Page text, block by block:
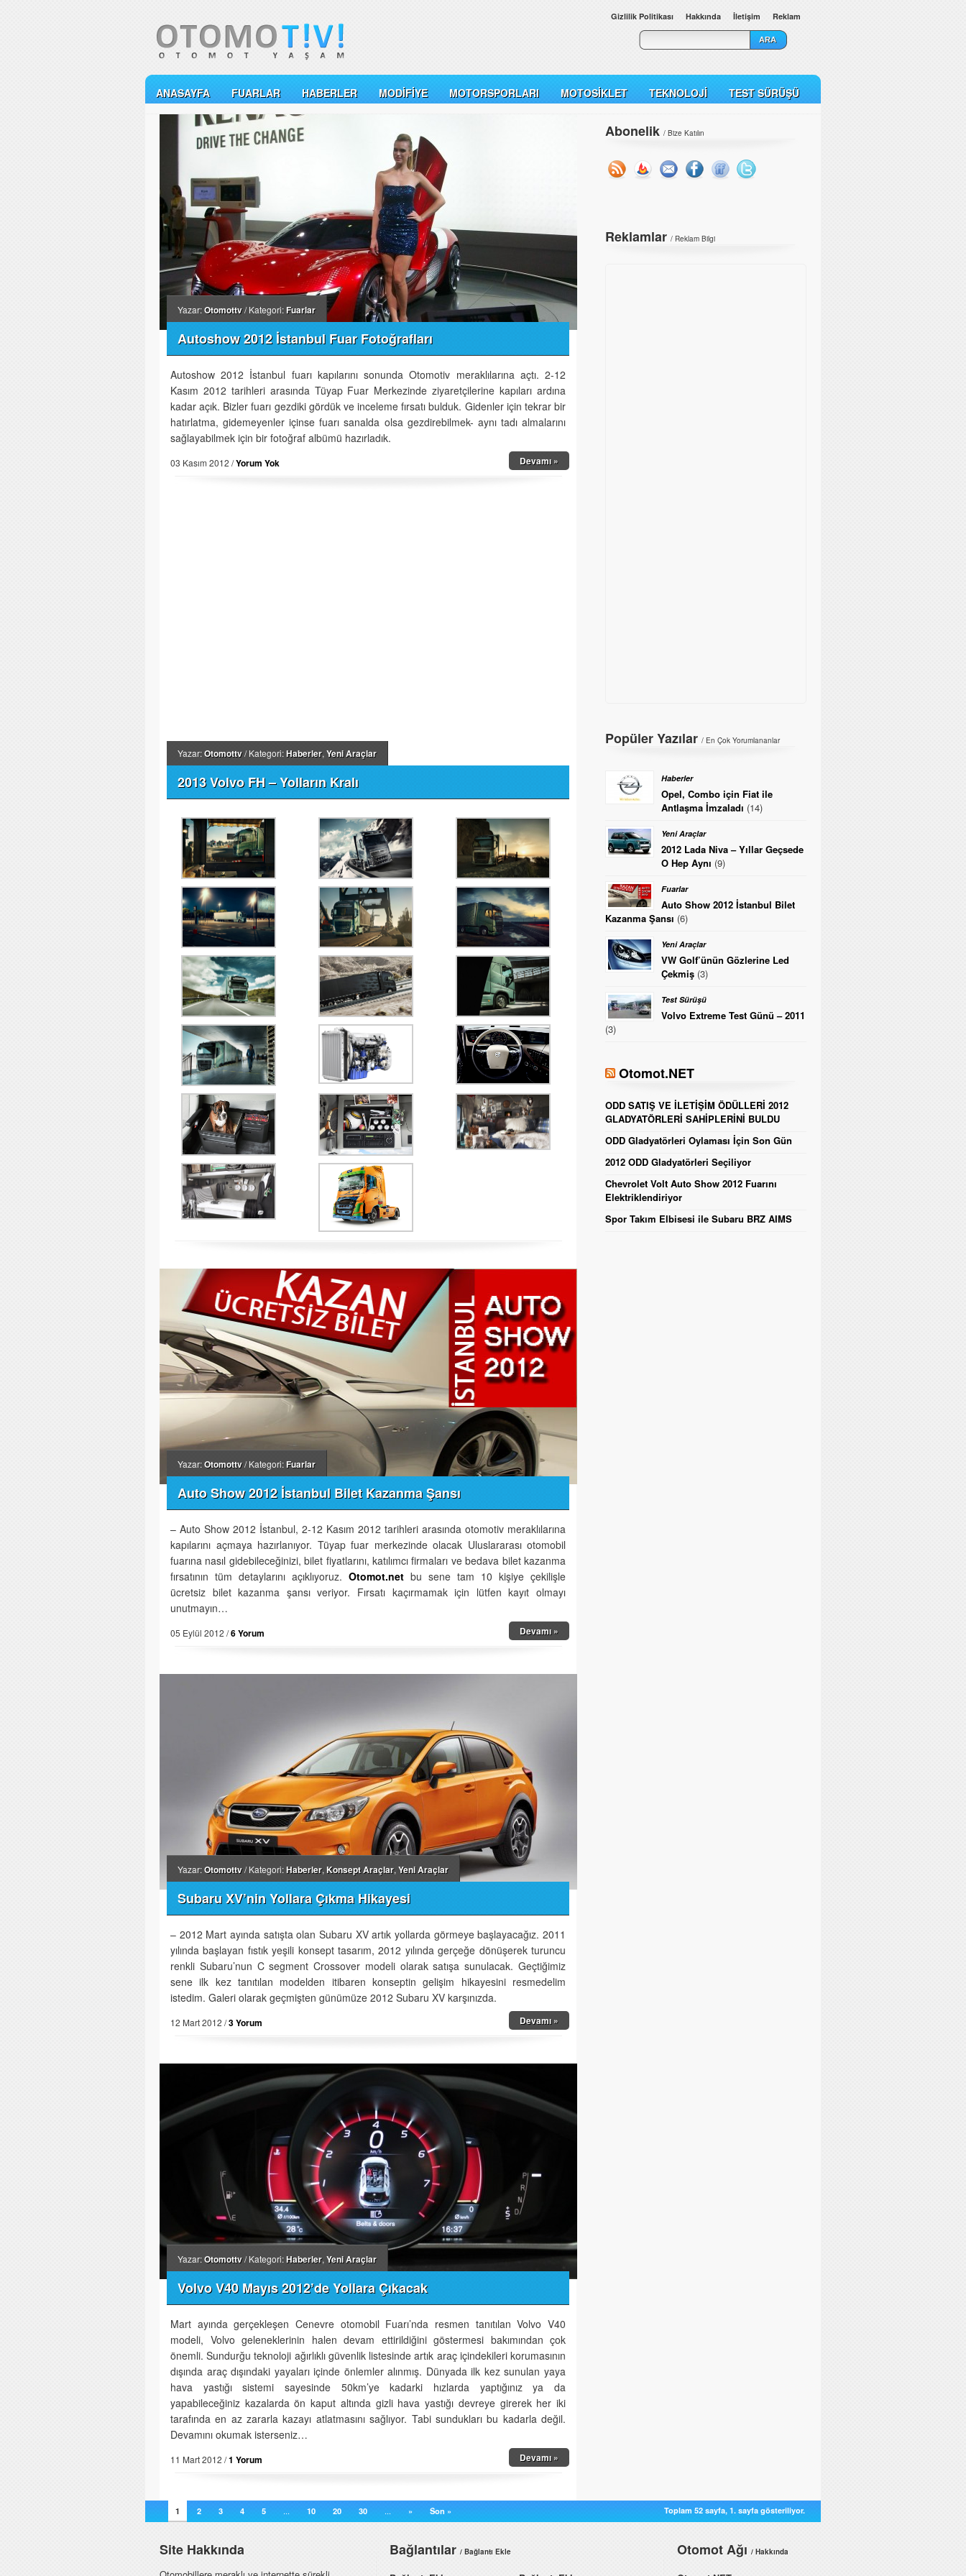
Gizlilik Politikası Hakkında İletişim Reklam
ANASAYFA FUARLAR HABERLER MODIFIYE MOTORSPORLARI MOTOSIKLET TEKNOLOJI TEST SÜRÜŞÜ
Yazar:Otomottv/ Kategori:Fuarlar
Autoshow 2012 İstanbul Fuar Fotoğrafları
Autoshow 2012 İstanbul fuarı kapılarını sonunda Otomotiv meraklılarına açtı. 2-12
Kasım 2012 tarihleri arasında Tüyap Fuar Merkezinde ziyaretçilerine kapıları ardına
kadar açık. Bizler fuarı gezdiki gördük ve inceleme fırsatı bulduk. Gidenler için tekrar bir
hatırlatma, gidemeyenler içinse fuarı sanalda olsa gezdirebilmek- aynı tadı almalarını
sağlayabilmek için bir fotoğraf albümü hazırladık.
03 Kasım 2012 /Yorum Yok Devamı »
Yazar:Otomottv/ Kategori:Haberler, Yeni Araçlar
2013 Volvo FH – Yolların Kralı
Yazar:Otomottv/ Kategori:Fuarlar
Auto Show 2012 İstanbul Bilet Kazanma Şansı
– Auto Show 2012 İstanbul, 2-12 Kasım 2012 tarihleri arasında otomotiv meraklılarına
kapılarını açmaya hazırlanıyor. Tüyap fuar merkezinde olacak Uluslararası otomobil
fuarına nasıl gidebileceğinizi, bilet fiyatlarını, katılımcı firmaları ve bedava bilet kazanma
fırsatının tüm detaylarını açıklıyoruz. Otomot.net bu sene tam 10 kişiye çekilişle
ücretsiz bilet kazanma şansı veriyor. Fırsatı kaçırmamak için lütfen kayıt olmayı
unutmayın…
05 Eylül 2012 /6 Yorum Devamı »
Yazar:Otomottv/ Kategori:Haberler, Konsept Araçlar, Yeni Araçlar
Subaru XV’nin Yollara Çıkma Hikayesi
– 2012 Mart ayında satışta olan Subaru XV artık yollarda görmeye başlayacağız. 2011
yılında başlayan fıstık yeşili konsept tasarım, 2012 yılında gerçeğe dönüşerek turuncu
renkli Subaru’nun C segment Crossover modeli olarak satışa sunulacak. Geçtiğimiz
sene ilk kez tanıtılan modelden itibaren konseptin gelişim hikayesini resmedelim
istedim. Galeri olarak geçmişten günümüze 2012 Subaru XV karşınızda.
12 Mart 2012 /3 Yorum Devamı »
Yazar:Otomottv/ Kategori:Haberler, Yeni Araçlar
Volvo V40 Mayıs 2012’de Yollara Çıkacak
Mart ayında gerçekleşen Cenevre otomobil Fuarı’nda resmen tanıtılan Volvo V40
modeli, Volvo geleneklerinin halen devam ettirildiğini göstermesi bakımından çok
önemli. Sundurğu teknoloji ağırlıklı güvenlik listesinde artık araç içindekileri korumasının
dışında araç dışındaki yayaları içinde önlemler alınmış. Dünyada ilk kez sunulan yaya
hava yastığı sistemi sayesinde 50km’ye kadarki hızlarda yaptığınız ya da
yapabileceğiniz kazalarda ön kaput altında gizli hava yastığı devreye girerek her iki
tarafında en az zararla kazayı atlatmasını sağlıyor. Tabi sundukları bu kadarla değil.
Devamını okumak isterseniz…
11 Mart 2012 /1 Yorum Devamı »
Abonelik / Bize Katılın
Reklamlar / Reklam Bilgi
Popüler Yazılar / En Çok Yorumlananlar
Haberler
Opel, Combo için Fiat ile
Antlaşma İmzaladı (14)
Yeni Araçlar
2012 Lada Niva – Yıllar Geçsede
O Hep Aynı (9)
Fuarlar
Auto Show 2012 İstanbul Bilet
Kazanma Şansı (6)
Yeni Araçlar
VW Golf’ünün Gözlerine Led
Çekmiş (3)
Test Sürüşü
Volvo Extreme Test Günü – 2011
(3)
Otomot.NET
ODD SATIŞ VE İLETİŞİM ÖDÜLLERİ 2012
GLADYATÖRLERİ SAHİPLERİNİ BULDU
ODD Gladyatörleri Oylaması İçin Son Gün
2012 ODD Gladyatörleri Seçiliyor
Chevrolet Volt Auto Show 2012 Fuarını
Elektriklendiriyor
Spor Takım Elbisesi ile Subaru BRZ AIMS
Toplam 52 sayfa, 1. sayfa gösteriliyor.
1 2 3 4 5 ... 10 20 30 ... » Son »
Site Hakkında Bağlantılar / Bağlantı Ekle Otomot Ağı / Hakkında